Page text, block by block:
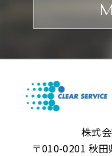
株式
〒010-0201 秋